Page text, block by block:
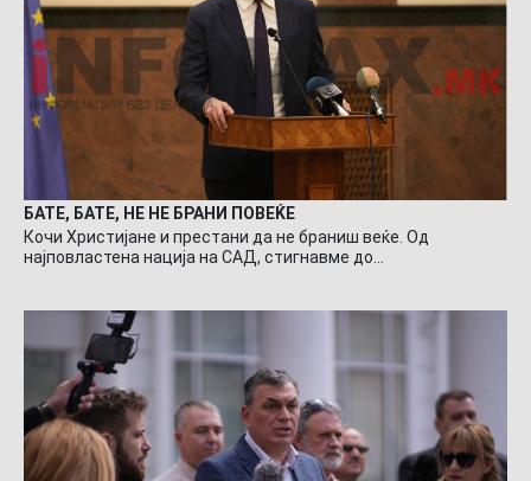
БАТЕ, БАТЕ, НЕ НЕ БРАНИ ПОВЕЌЕ
Кочи Христијане и престани да не браниш веќе. Од
најповластена нација на САД, стигнавме до…